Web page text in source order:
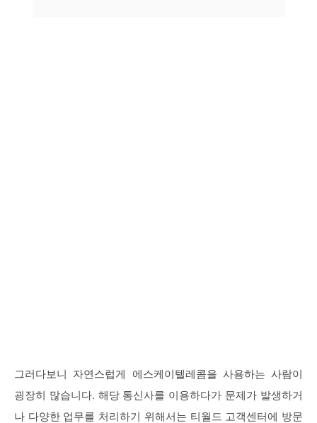
그러다보니 자연스럽게 에스케이텔레콤을 사용하는 사람이
굉장히 많습니다. 해당 통신사를 이용하다가 문제가 발생하거
나 다양한 업무를 처리하기 위해서는 티월드 고객센터에 방문